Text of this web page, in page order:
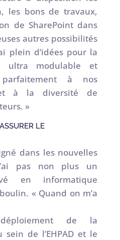
les bons de travaux,
de SharePoint dans
autres possibilités
plein d’idées pour la
modulable et
à nos
à la diversité de
»
LE
dans les nouvelles
pas non plus un
en informatique
« Quand on m’a
de la
sein de l’EHPAD et le